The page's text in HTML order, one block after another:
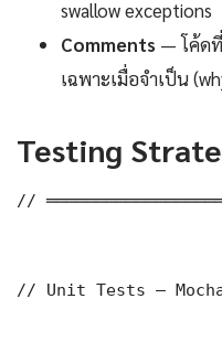
swallow exceptions
Comments — โค้ด
เฉพาะเมื่อจำเป็น
Testing
//
// Unit Tests —